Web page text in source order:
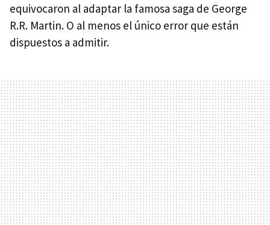
equivocaron al adaptar la famosa saga de George
R.R. Martin. O al menos el único error que están
dispuestos a admitir.